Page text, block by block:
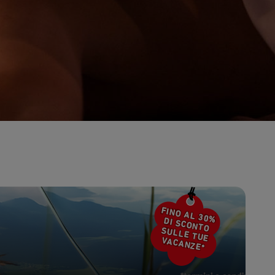
19
Ven
11 12 13 14 15 16
25 27 28
FINO AL 30%
DI SCONTO
SULLE TUE
VACANZE*